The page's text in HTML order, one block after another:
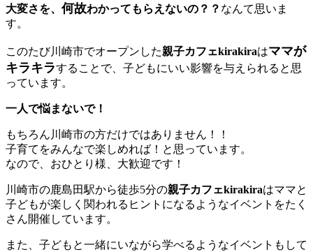
大変さを、 何故わかってもらえないの？？ なんて思いま
す。
このたび川崎市でオープンした親子カフェkirakiraはママが
キラキラすることで、子どもにいい影響を与えられると思
っています。
一人で悩まないで！
もちろん川崎市の方だけではありません！！
子育てをみんなで楽しめれば！と思っています。
なので、おひとり様、大歓迎です！
川崎市の鹿島田駅から徒歩5分の親子カフェkirakiraはママと
子どもが楽しく関われるヒントになるようなイベントをたく
さん開催しています。
また、子どもと一緒にいながら学べるようなイベントもして